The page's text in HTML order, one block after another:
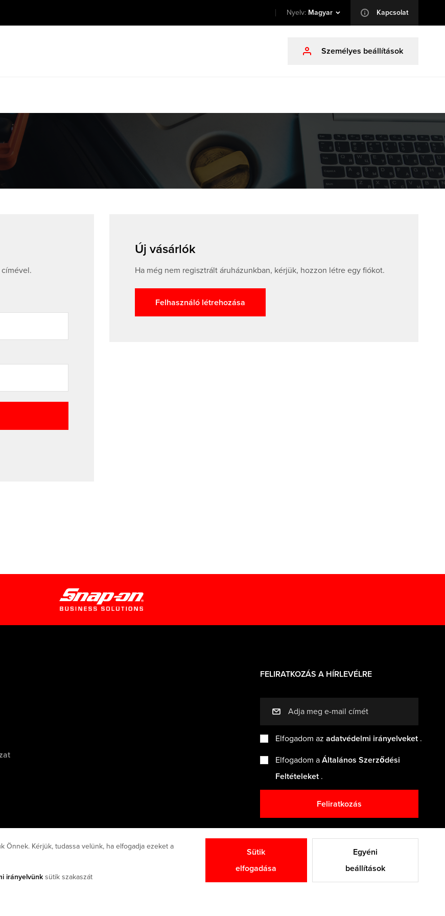
Nyelv: Magyar info Kapcsolat
profile Személyes beállítások
Új vásárlók
Ha még nem regisztrált áruházunkban, kérjük, hozzon létre egy fiókot.
Felhasználó létrehozása
FELIRATKOZÁS A HÍRLEVÉLRE
mail
Elfogadom az adatvédelmi irányelveket .
Elfogadom a Általános Szerződési
Feltételeket .
Feliratkozás
act disclosure
Önnek. Kérjük, tudassa velünk, ha elfogadja ezeket a
irányelvünk sütik szakaszát
Sütik
elfogadása
Egyéni
beállítások